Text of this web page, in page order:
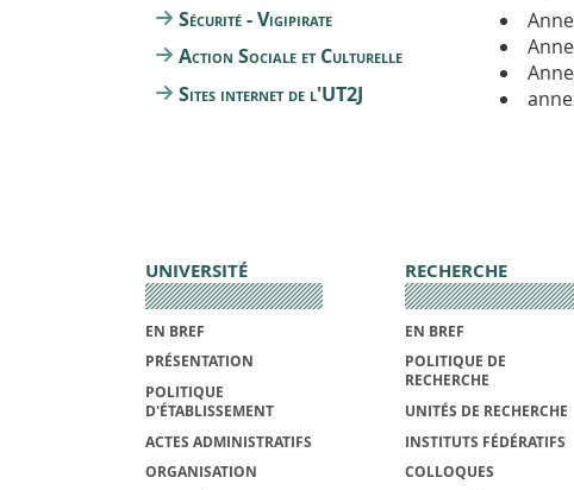
Sécurité - Vigipirate
Action Sociale et Culturelle
Sites internet de l'UT2J
UNIVERSITÉ
EN BREF
PRÉSENTATION
POLITIQUE
D'ÉTABLISSEMENT
ACTES ADMINISTRATIFS
ORGANISATION
RECHERCHE
EN BREF
POLITIQUE DE
RECHERCHE
UNITÉS DE RECHERCHE
INSTITUTS FÉDÉRATIFS
COLLOQUES